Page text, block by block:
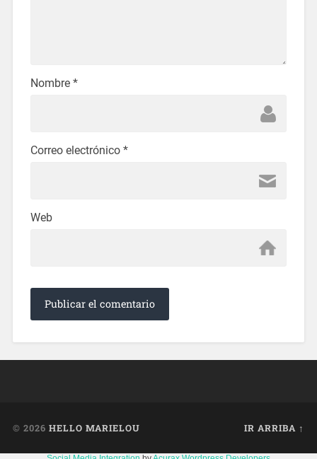
Nombre *
Correo electrónico *
Web
© 2026 HELLO MARIELOU IR ARRIBA ↑